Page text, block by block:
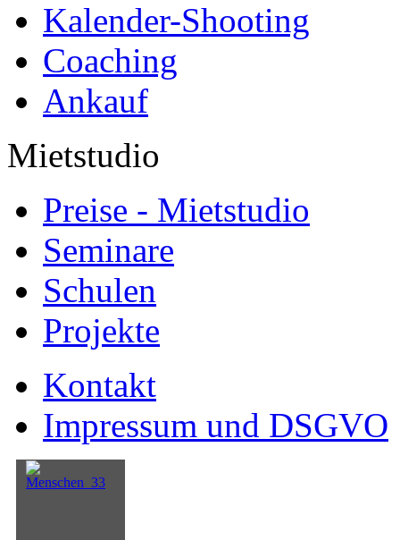
Kalender-Shooting
Coaching
Ankauf
Mietstudio
Preise - Mietstudio
Seminare
Schulen
Projekte
Kontakt
Impressum und DSGVO